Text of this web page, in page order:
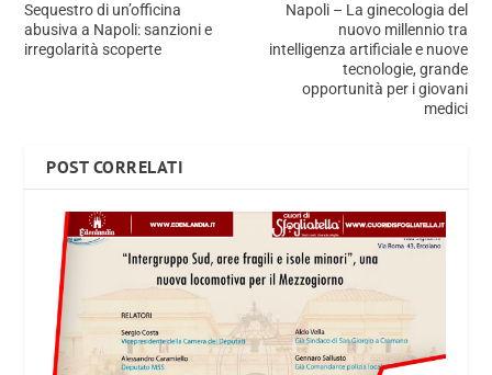
Sequestro di un’officina
abusiva a Napoli: sanzioni e
irregolarità scoperte
Napoli – La ginecologia del
nuovo millennio tra
intelligenza artificiale e nuove
tecnologie, grande
opportunità per i giovani
medici
POST CORRELATI